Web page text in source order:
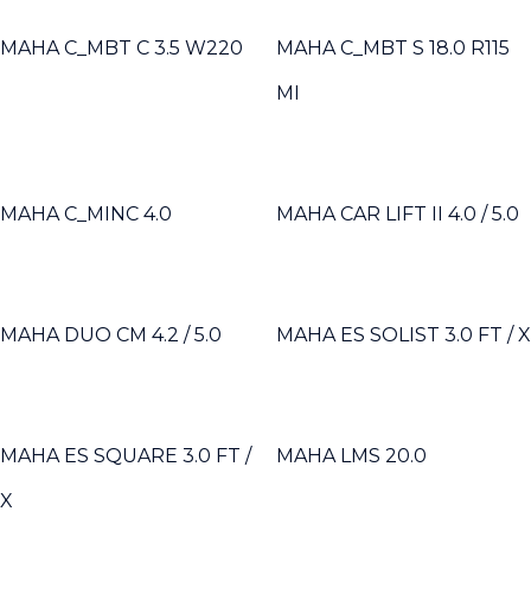
MAHA C_MBT C 3.5 W220
MAHA C_MBT S 18.0 R115
MI
MAHA C_MINC 4.0 MAHA CAR LIFT II 4.0 / 5.0
MAHA DUO CM 4.2 / 5.0 MAHA ES SOLIST 3.0 FT / X
MAHA ES SQUARE 3.0 FT /
X
MAHA LMS 20.0